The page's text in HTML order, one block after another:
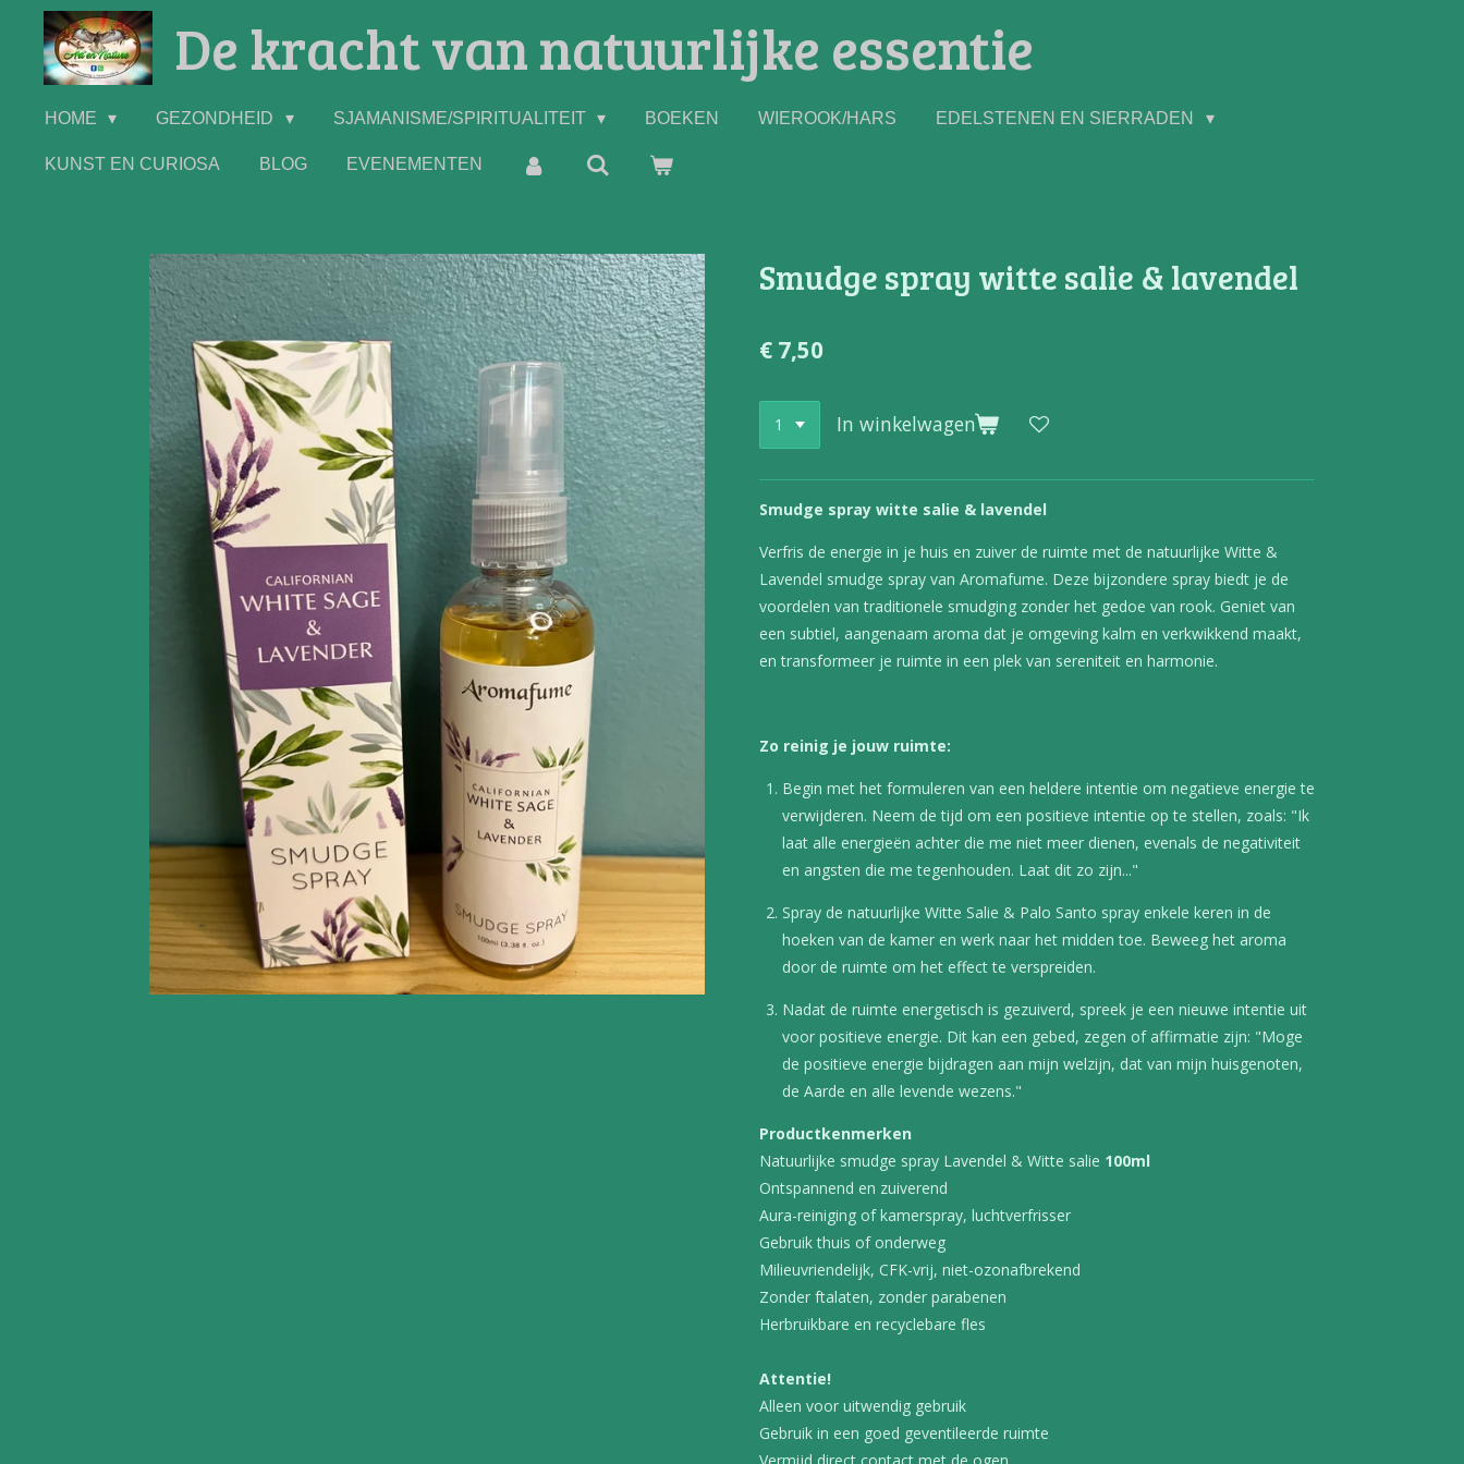
direct
De kracht van natuurlijke essentie
HOME GEZONDHEID SJAMANISME/SPIRITUALITEIT BOEKEN WIEROOK/HARS EDELSTENEN EN SIERRADEN
KUNST EN CURIOSA BLOG EVENEMENTEN
Smudge spray witte salie & lavendel
€ 7,50
In winkelwagen
Smudge spray witte salie & lavendel
Verfris de energie in je huis en zuiver de ruimte met de natuurlijke Witte &
Lavendel smudge spray van Aromafume. Deze bijzondere spray biedt je de
voordelen van traditionele smudging zonder het gedoe van rook. Geniet van
een subtiel, aangenaam aroma dat je omgeving kalm en verkwikkend maakt,
en transformeer je ruimte in een plek van sereniteit en harmonie.
Zo reinig je jouw ruimte:
Begin met het formuleren van een heldere intentie om negatieve energie te
verwijderen. Neem de tijd om een positieve intentie op te stellen, zoals: "Ik
laat alle energieën achter die me niet meer dienen, evenals de negativiteit
en angsten die me tegenhouden. Laat dit zo zijn..."
Spray de natuurlijke Witte Salie & Palo Santo spray enkele keren in de
hoeken van de kamer en werk naar het midden toe. Beweeg het aroma
door de ruimte om het effect te verspreiden.
Nadat de ruimte energetisch is gezuiverd, spreek je een nieuwe intentie uit
voor positieve energie. Dit kan een gebed, zegen of affirmatie zijn: "Moge
de positieve energie bijdragen aan mijn welzijn, dat van mijn huisgenoten,
de Aarde en alle levende wezens."
Productkenmerken
Natuurlijke smudge spray Lavendel & Witte salie 100ml
Ontspannend en zuiverend
Aura-reiniging of kamerspray, luchtverfrisser
Gebruik thuis of onderweg
Milieuvriendelijk, CFK-vrij, niet-ozonafbrekend
Zonder ftalaten, zonder parabenen
Herbruikbare en recyclebare fles
Attentie!
Alleen voor uitwendig gebruik
Gebruik in een goed geventileerde ruimte